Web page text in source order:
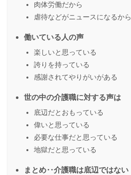
肉体労働だから
虐待などがニュースになるから
働いている人の声
楽しいと思っている
誇りを持っている
感謝されてやりがいがある
世の中の介護職に対する声は
底辺だとおもっている
偉いと思っている
必要な仕事だと思っている
地獄だと思っている
まとめ‥介護職は底辺ではない